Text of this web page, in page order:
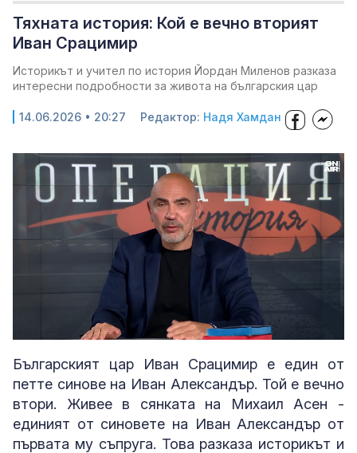
Тяхната история: Кой е вечно вторият
Иван Срацимир
Историкът и учител по история Йордан Миленов разказа
интересни подробности за живота на българския цар
14.06.2026 • 20:27 Редактор: Надя Хамдан
Loaded:
2.59%
Българският цар Иван Срацимир е един от
петте синове на Иван Александър. Той е вечно
втори. Живее в сянката на Михаил Асен -
единият от синовете на Иван Александър от
първата му съпруга. Това разказа историкът и